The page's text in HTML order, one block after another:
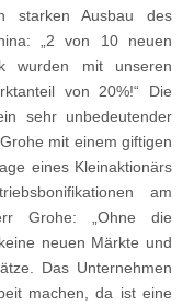
starken Ausbau des
„2 von 10 neuen
wurden mit unseren
von 20%!“ Die
sehr unbedeutender
mit einem giftigen
eines Kleinaktionärs
am
Grohe: „Ohne die
neuen Märkte und
Das Unternehmen
machen, da ist eine